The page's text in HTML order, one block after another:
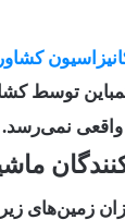
توسط
نمی‌رسد.
زمین‌های